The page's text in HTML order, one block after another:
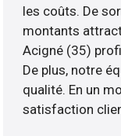
les coûts. De
montants
Acigné (35)
De plus, notre
qualité. En un
satisfaction